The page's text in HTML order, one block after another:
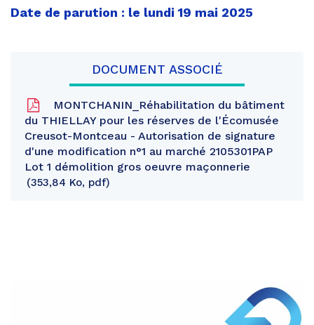
Date de parution : le lundi 19 mai 2025
DOCUMENT ASSOCIÉ
MONTCHANIN_Réhabilitation du bâtiment
du THIELLAY pour les réserves de l'Écomusée
Creusot-Montceau - Autorisation de signature
d'une modification n°1 au marché 2105301PAP
Lot 1 démolition gros oeuvre maçonnerie
353,84 Ko, pdf